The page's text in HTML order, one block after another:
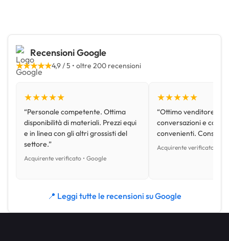
Recensioni Google
★★★★★4,9 / 5 • oltre 200 recensioni
★★★★★
“Personale competente. Ottima
disponibilità di materiali. Prezzi equi
e in linea con gli altri grossisti del
settore.”
Acquirente verificato • Google
★★★★★
“Ottimo venditore,
conversazioni e con
convenienti.
Acquirente verificato •
📍 Leggi tutte le recensioni su Google